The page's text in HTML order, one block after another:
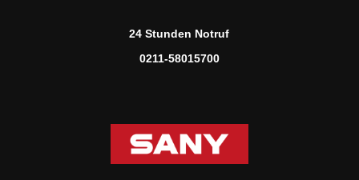
24 Stunden Notruf
0211-58015700